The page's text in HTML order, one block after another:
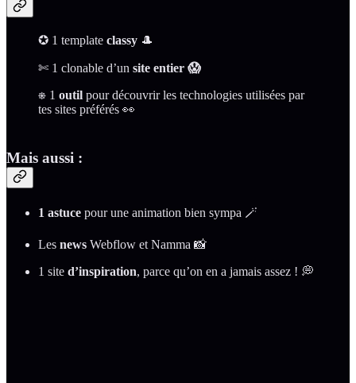
✪ 1 template classy 🎩
✄ 1 clonable d’un site entier 😱
⎈ 1 outil pour découvrir les technologies utilisées par
tes sites préférés 👀
Mais aussi :
1 astuce pour une animation bien sympa 🪄
Les news Webflow et Namma 📸
1 site d’inspiration, parce qu’on en a jamais assez ! 💭